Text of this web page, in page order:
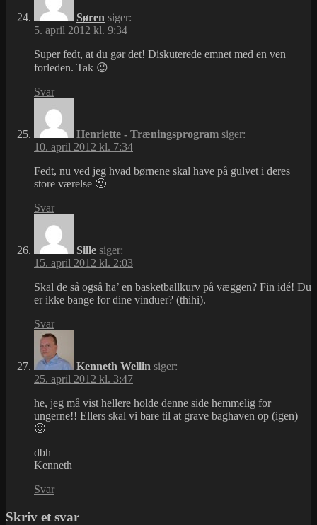
Søren siger:
5. april 2012 kl. 9:34
Super fedt, at du gør det! Diskuterede emnet med en ven
forleden. Tak 😉
Svar
Henriette - Træningsprogram siger:
10. april 2012 kl. 7:34
Fedt, nu ved jeg hvad børnene skal have på gulvet i deres
store værelse 🙂
Svar
Sille siger:
15. april 2012 kl. 2:03
Skal de så også ha’ en basketballkurv på væggen? Fin idé! Du
er ikke bange for dine vinduer? (thihi).
Svar
Kenneth Wellin siger:
25. april 2012 kl. 3:47
he, jeg må vist hellere holde denne side hemmelig for
ungerne!! Ellers skal vi bare til at grave baghaven op (igen)
🙂
dbh
Kenneth
Svar
Skriv et svar